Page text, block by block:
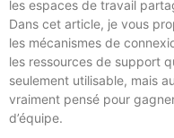
les espaces de travail
Dans cet article, je vous
les mécanismes de
les ressources de support
seulement utilisable, mais
vraiment pensé pour
d’équipe.